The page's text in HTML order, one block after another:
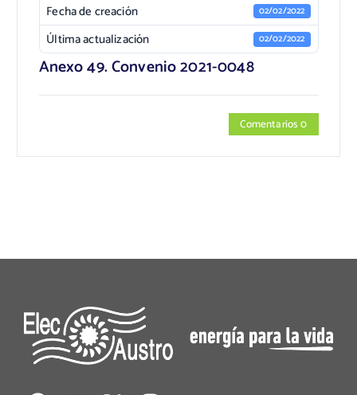
Fecha de creación 02/02/2022
Última actualización 02/02/2022
Anexo 49. Convenio 2021-0048
Comentarios 0